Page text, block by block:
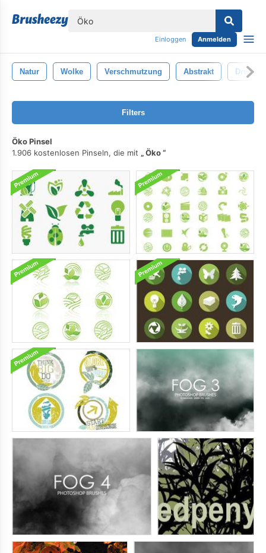
Einloggen Anmelden
Natur Wolke Verschmutzung Abstrakt Dreckig
Filters
Öko Pinsel
1.906 kostenlosen Pinseln, die mit
Öko